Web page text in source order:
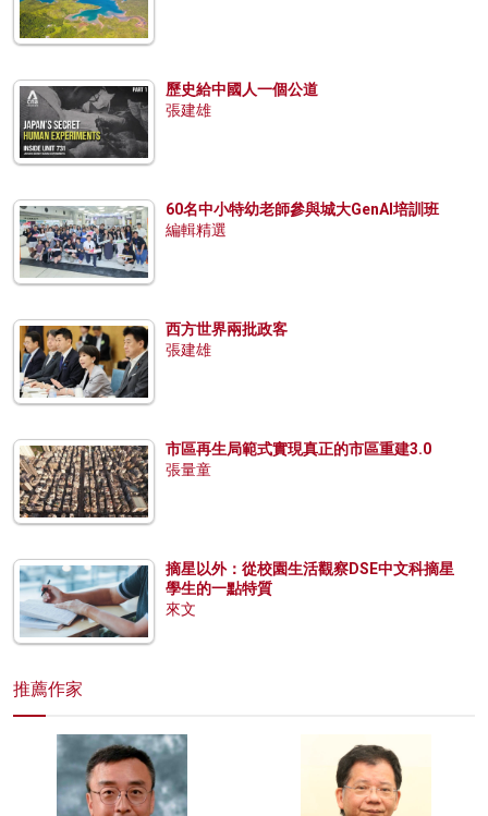
歷史給中國人一個公道
張建雄
60名中小特幼老師參與城大GenAI培訓班
編輯精選
西方世界兩批政客
張建雄
市區再生局範式實現真正的市區重建3.0
張量童
摘星以外：從校園生活觀察DSE中文科摘星
學生的一點特質
來文
推薦作家